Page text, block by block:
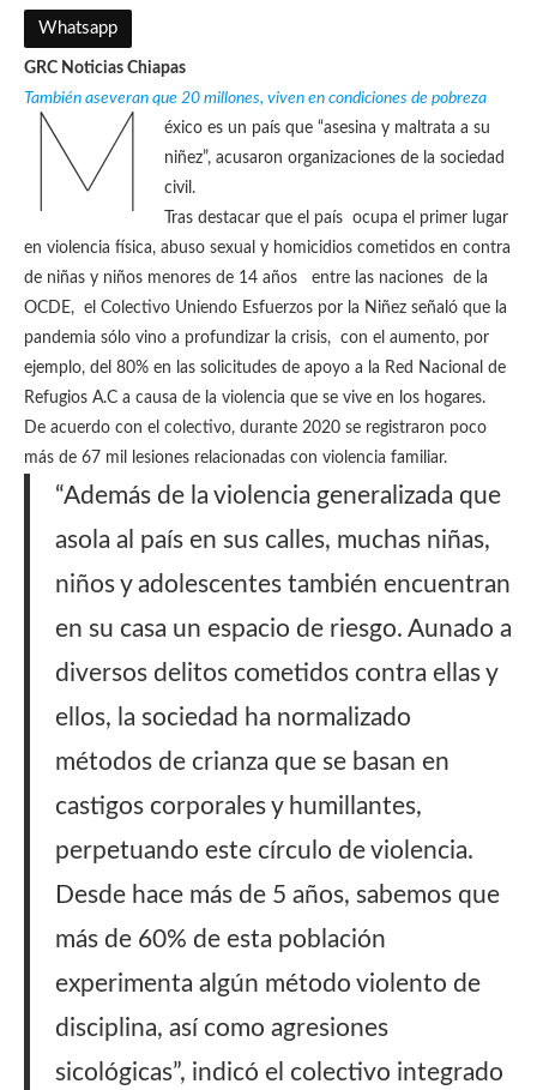
Whatsapp
GRC Noticias Chiapas
También aseveran que 20 millones, viven en condiciones de pobreza
M
éxico es un país que “asesina y maltrata a su
niñez”, acusaron organizaciones de la sociedad
civil.
Tras destacar que el país ocupa el primer lugar
en violencia física, abuso sexual y homicidios cometidos en contra
de niñas y niños menores de 14 años entre las naciones de la
OCDE, el Colectivo Uniendo Esfuerzos por la Niñez señaló que la
pandemia sólo vino a profundizar la crisis, con el aumento, por
ejemplo, del 80% en las solicitudes de apoyo a la Red Nacional de
Refugios A.C a causa de la violencia que se vive en los hogares.
De acuerdo con el colectivo, durante 2020 se registraron poco
más de 67 mil lesiones relacionadas con violencia familiar.
“Además de la violencia generalizada que
asola al país en sus calles, muchas niñas,
niños y adolescentes también encuentran
en su casa un espacio de riesgo. Aunado a
diversos delitos cometidos contra ellas y
ellos, la sociedad ha normalizado
métodos de crianza que se basan en
castigos corporales y humillantes,
perpetuando este círculo de violencia.
Desde hace más de 5 años, sabemos que
más de 60% de esta población
experimenta algún método violento de
disciplina, así como agresiones
sicológicas”, indicó el colectivo integrado